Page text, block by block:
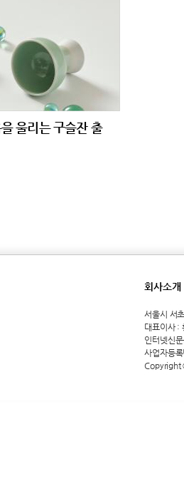
울리는 구슬잔 출
회사소개
서울시 서
대표이사 :
인터넷신
사업자등
Copyright